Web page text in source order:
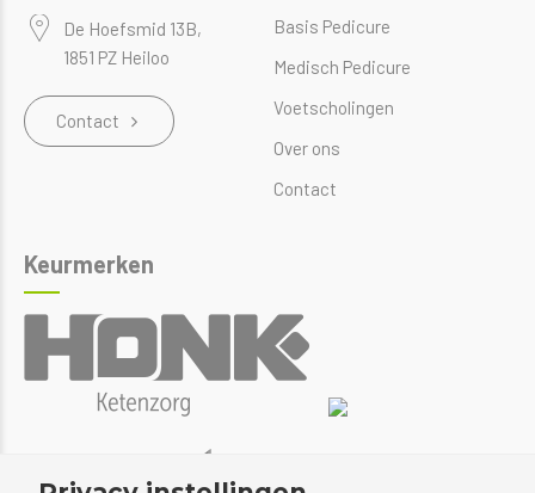
De Hoefsmid 13B,
1851 PZ Heiloo
Contact
Basis Pedicure
Medisch Pedicure
Voetscholingen
Over ons
Contact
Keurmerken